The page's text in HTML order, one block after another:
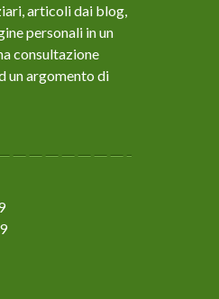
articoli dai blog,
personali in un
consultazione
un argomento di